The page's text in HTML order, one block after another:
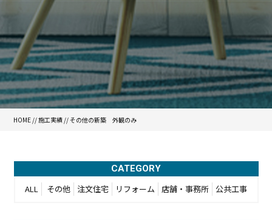
HOME //施工実績 //その他の新築 外観のみ
CATEGORY
ALL その他 注文住宅 リフォーム 店舗・事務所 公共工事